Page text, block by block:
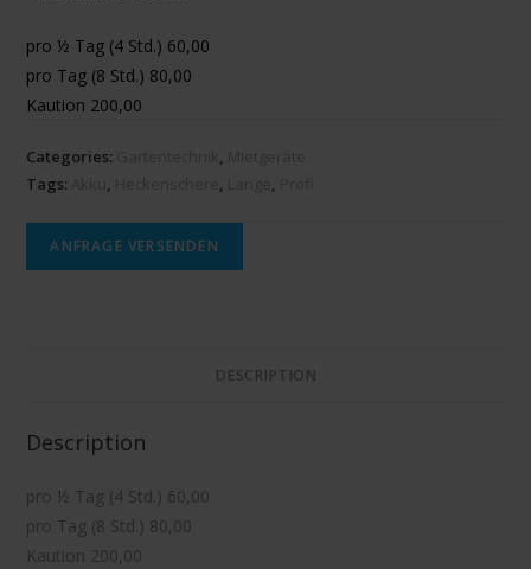
pro ½ Tag (4 Std.) 60,00
pro Tag (8 Std.) 80,00
Kaution 200,00
Categories: ,
Tags:
, , ,
ANFRAGE VERSENDEN
DESCRIPTION
Description
pro ½ Tag (4 Std.) 60,00
pro Tag (8 Std.) 80,00
Kaution 200,00